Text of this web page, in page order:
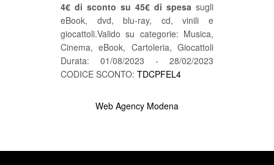
4€ di sconto su 45€ di spesa sugli
eBook, dvd, blu-ray, cd, vinili e
giocattoli.Valido su categorie: Musica,
Cinema, eBook, Cartoleria, Giocattoli
Durata: 01/08/2023 - 28/02/2023
CODICE SCONTO: TDCPFEL4
Web Agency Modena